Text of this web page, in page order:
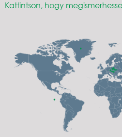
Kattintson, hogy